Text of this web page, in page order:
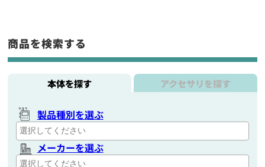
商品を検索する
本体を探す アクセサリを探す
製品種別を選ぶ
メーカーを選ぶ